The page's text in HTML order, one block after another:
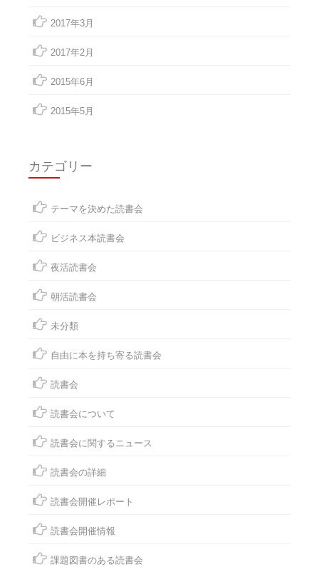
2017年3月
2017年2月
2015年6月
2015年5月
カテゴリー
テーマを決めた読書会
ビジネス本読書会
夜活読書会
朝活読書会
未分類
自由に本を持ち寄る読書会
読書会
読書会について
読書会に関するニュース
読書会の詳細
読書会開催レポート
読書会開催情報
課題図書のある読書会